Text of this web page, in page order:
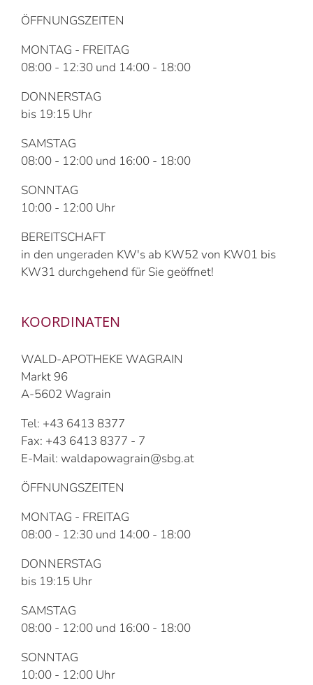
ÖFFNUNGSZEITEN
MONTAG - FREITAG
08:00 - 12:30 und 14:00 - 18:00
DONNERSTAG
bis 19:15 Uhr
SAMSTAG
08:00 - 12:00 und 16:00 - 18:00
SONNTAG
10:00 - 12:00 Uhr
BEREITSCHAFT
in den ungeraden KW's ab KW52 von KW01 bis
KW31 durchgehend für Sie geöffnet!
KOORDINATEN
WALD-APOTHEKE WAGRAIN
Markt 96
A-5602 Wagrain
Tel: +43 6413 8377
Fax: +43 6413 8377 - 7
E-Mail: waldapowagrain@sbg.at
ÖFFNUNGSZEITEN
MONTAG - FREITAG
08:00 - 12:30 und 14:00 - 18:00
DONNERSTAG
bis 19:15 Uhr
SAMSTAG
08:00 - 12:00 und 16:00 - 18:00
SONNTAG
10:00 - 12:00 Uhr